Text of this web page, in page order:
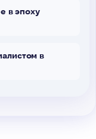
в эпоху
в